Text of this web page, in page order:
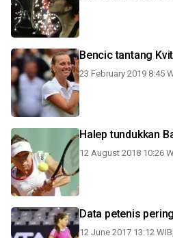
Bencic tantang
23 February 2019 8:45
Halep tundukkan
12 August 2018 10:26
Data petenis
12 June 2017 13:12